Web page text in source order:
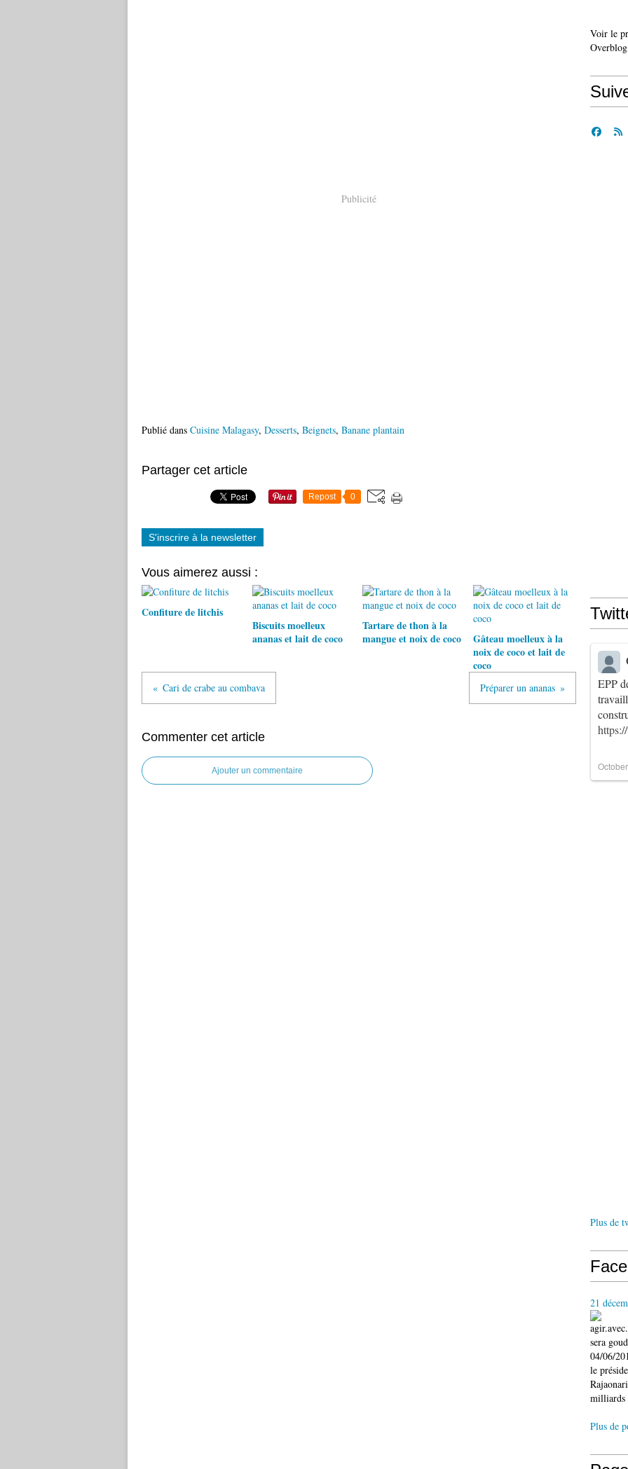
Publicité
Publié dans Cuisine Malagasy, Desserts, Beignets, Banane plantain
Partager cet article
Repost 0
S'inscrire à la newsletter
Vous aimerez aussi :
Confiture de litchis
Biscuits moelleux
ananas et lait de coco
Tartare de thon à la
mangue et noix de coco
Gâteau moelleux à la
noix de coco et lait de
coco
Cari de crabe au combava Préparer un ananas
Commenter cet article
Ajouter un commentaire
Voir le
Overblog
EPP
Plus de
21
sera
04/06/
le
milliards
Plus de